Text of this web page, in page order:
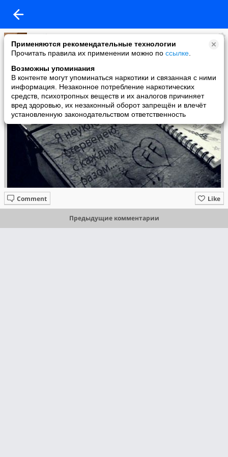
Применяются рекомендательные технологии
Прочитать правила их применении можно по ссылке
Возможны упоминания
В контенте могут упоминаться наркотики и связанная с ними
информация. Незаконное потребление наркотических
средств, психотропных веществ и их аналогов причиняет
вред здоровью, их незаконный оборот запрещён и влечёт
установленную законодательством ответственность
Magik
added a photo
14 Jun в 20:22
Like
Comment
Предыдущие комментарии